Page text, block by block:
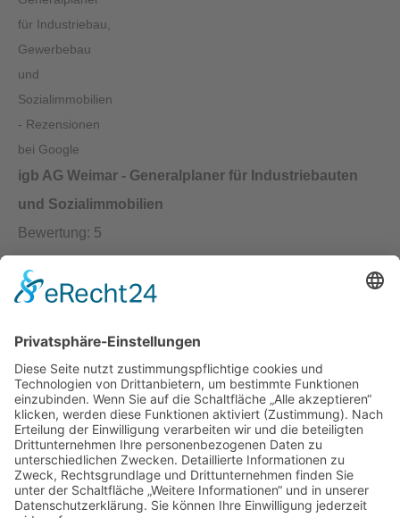
igb AG Weimar - Generalplaner für Industriebauten
und Sozialimmobilien
Bewertung: 5
igb AG
Brühl 12 | 99423 Weimar
Telefon:+49 (0) 3643 7710-30
E-Mail:info@igb.ag